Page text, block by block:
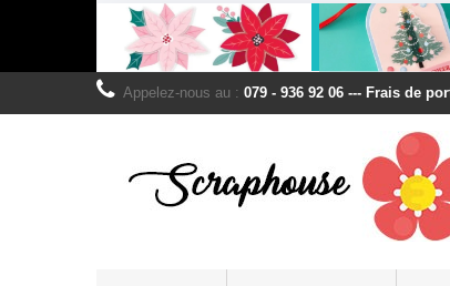
Appelez-nous au : 079 - 936 92 06 --- Frais de